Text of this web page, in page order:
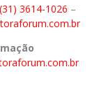
(31) 3614-1026 –